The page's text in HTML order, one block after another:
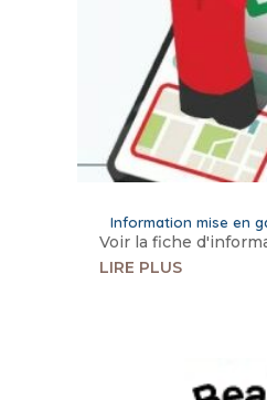
Information mise en
Voir la fiche
LIRE PLUS